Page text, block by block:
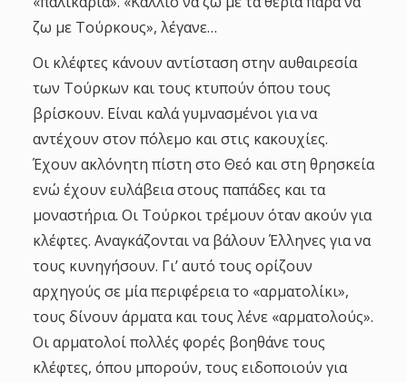
ζω με Τούρκους», λέγανε…
Οι κλέφτες κάνουν αντίσταση στην αυθαιρεσία
των Τούρκων και τους κτυπούν όπου τους
βρίσκουν. Είναι καλά γυμνασμένοι για να
αντέχουν στον πόλεμο και στις κακουχίες.
Έχουν ακλόνητη πίστη στο Θεό και στη θρησκεία
ενώ έχουν ευλάβεια στους παπάδες και τα
μοναστήρια. Οι Τούρκοι τρέμουν όταν ακούν για
κλέφτες. Αναγκάζονται να βάλουν Έλληνες για να
τους κυνηγήσουν. Γι’ αυτό τους ορίζουν
αρχηγούς σε μία περιφέρεια το «αρματολίκι»,
τους δίνουν άρματα και τους λένε «αρματολούς».
Οι αρματολοί πολλές φορές βοηθάνε τους
κλέφτες, όπου μπορούν, τους ειδοποιούν για